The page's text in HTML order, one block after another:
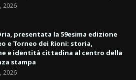
2026
presentata la 59esima edizione
e Torneo dei Rioni: storia,
e identità cittadina al centro della
stampa
2026